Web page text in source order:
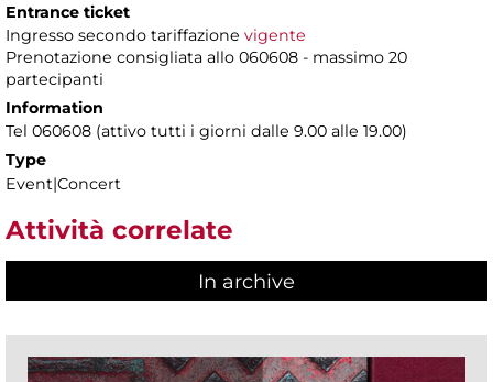
Entrance ticket
Ingresso secondo tariffazione vigente
Prenotazione consigliata allo 060608 - massimo 20
partecipanti
Information
Tel 060608 (attivo tutti i giorni dalle 9.00 alle 19.00)
Type
Event|Concert
Attività correlate
In archive